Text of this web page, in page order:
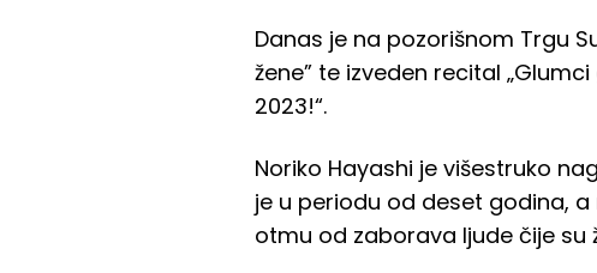
Danas je na pozorišnom Trgu
žene” te izveden recital
2023!“.
Noriko Hayashi je višestruko
je u periodu od deset godina,
otmu od zaborava ljude čije su